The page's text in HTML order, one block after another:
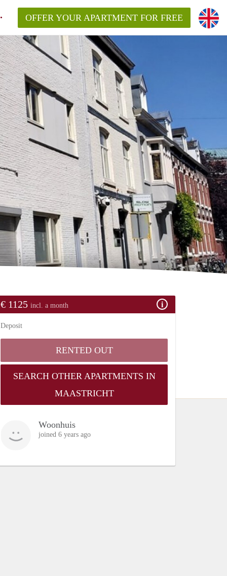
OFFER YOUR APARTMENT FOR FREE
€ 1125 incl. a month
Deposit
RENTED OUT
SEARCH OTHER APARTMENTS IN
MAASTRICHT
Woonhuis
joined 6 years ago